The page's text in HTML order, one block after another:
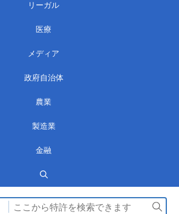
リーガル
医療
メディア
政府自治体
農業
製造業
金融
検
索